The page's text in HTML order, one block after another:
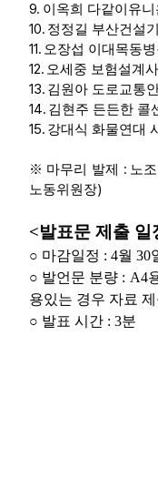
9. 이옥희 다같이유
10. 정정길 부산건설
11. 오장섭 이대목동
12. 오세중 보험설계
13. 김원아 도로교통
14. 김현주 든든한 콜
15. 강대식 화물연대
※ 마무리 발제 : 노
노동위원장)
<발표문 제출 일
○ 마감일정 : 4월 30
○ 발언문 분량 : A4
용있는 경우 자료
○ 발표 시간 : 3분